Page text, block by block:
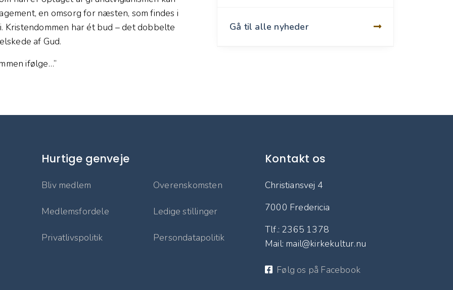
en omsorg for næsten, som findes i
Kristendommen har ét bud – det dobbelte
af Gud.
ifølge…”
Gå til alle nyheder
Hurtige genveje
Bliv medlem Overenskomsten
Medlemsfordele Ledige stillinger
Privatlivspolitik Persondatapolitik
Kontakt os
Christiansvej 4
7000 Fredericia
Tlf.: 2365 1378
Mail: mail@kirkekultur.nu
Følg os på Facebook